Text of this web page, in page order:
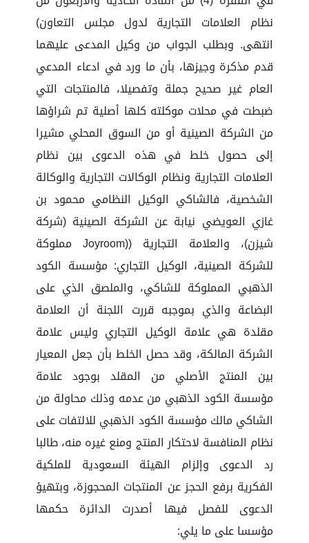
نظام العلامات التجارية لدول مجلس التعاون)
انتهى. وبطلب الجواب من وكيل المدعى عليهما
قدم مذكرة وجيزها، بأن ما ورد في ادعاء المدعي
العام غير صحيح جملة وتفصيلا، فالمنتجات التي
ضبطت في محلات موكلته كلها أصلية تم شراؤها
من الشركة الصينية أو من السوق المحلي مشيرا
إلى حصول خلط في هذه الدعوى بين نظام
العلامات التجارية ونظام الوكالات التجارية والوكالة
الشخصية، فالشاكي الوكيل النظامي محمود بن
غازي العويضي نيابة عن الشركة الصينية (شركة
شيزن)، والعلامة التجارية ((Joyroom مملوكة
للشركة الصينية، الوكيل التجاري: مؤسسة الكود
الذهبي المملوكة للشاكي، والملصق الذي على
البضاعة والذي بموجبه قررت اللجنة أن العلامة
مقلدة هي علامة الوكيل التجاري وليس علامة
الشركة المالكة، وقد حصل الخلط بأن جعل المعيار
بين المنتج الأصلي من المقلد بوجود علامة
مؤسسة الكود الذهبي من عدمه وذلك محاولة من
الشاكي مالك مؤسسة الكود الذهبي للالتفات على
نظام المنافسة لاحتكار المنتج ومنع غيره منه، طالبا
رد الدعوى وإلزام الهيئة السعودية للملكية
الفكرية برفع الحجز عن المنتجات المحجوزة، وبتهيؤ
الدعوى للفصل فيها أصدرت الدائرة حكمها
مؤسسا على ما يلي: